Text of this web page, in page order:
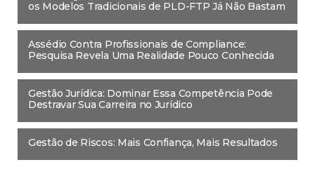
os Modelos Tradicionais de PLD-FTP Já Não Bastam
Assédio Contra Profissionais de Compliance:
Pesquisa Revela Uma Realidade Pouco Conhecida
Gestão Jurídica: Dominar Essa Competência Pode
Destravar Sua Carreira no Jurídico
Gestão de Riscos: Mais Confiança, Mais Resultados